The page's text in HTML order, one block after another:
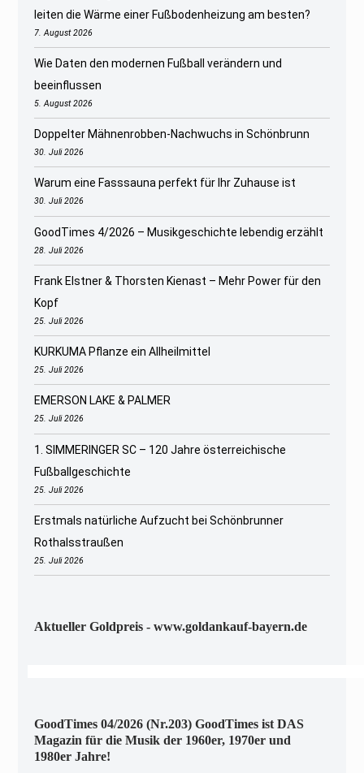
leiten die Wärme einer Fußbodenheizung am besten?
7. August 2026
Wie Daten den modernen Fußball verändern und
beeinflussen
5. August 2026
Doppelter Mähnenrobben-Nachwuchs in Schönbrunn
30. Juli 2026
Warum eine Fasssauna perfekt für Ihr Zuhause ist
30. Juli 2026
GoodTimes 4/2026 – Musikgeschichte lebendig erzählt
28. Juli 2026
Frank Elstner & Thorsten Kienast – Mehr Power für den
Kopf
25. Juli 2026
KURKUMA Pflanze ein Allheilmittel
25. Juli 2026
EMERSON LAKE & PALMER
25. Juli 2026
1. SIMMERINGER SC – 120 Jahre österreichische
Fußballgeschichte
25. Juli 2026
Erstmals natürliche Aufzucht bei Schönbrunner
Rothalsstraußen
25. Juli 2026
Aktueller Goldpreis - www.goldankauf-bayern.de
GoodTimes 04/2026 (Nr.203) GoodTimes ist DAS
Magazin für die Musik der 1960er, 1970er und
1980er Jahre!